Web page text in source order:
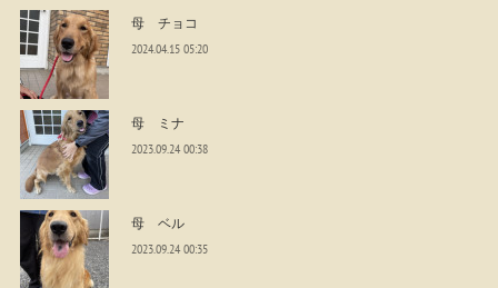
母 チョコ
2024.04.15 05:20
母 ミナ
2023.09.24 00:38
母 ベル
2023.09.24 00:35